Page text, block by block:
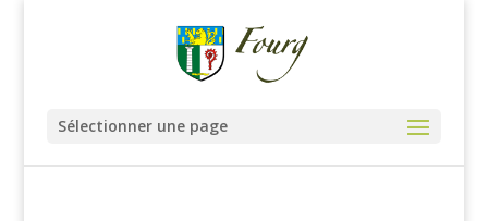
Sélectionner une page